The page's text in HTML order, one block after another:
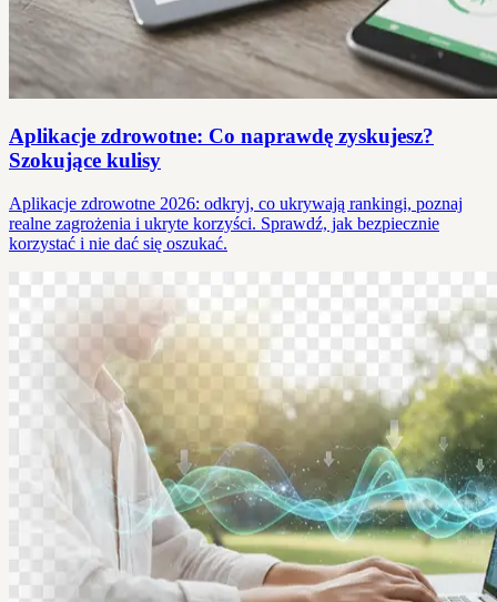
Aplikacje zdrowotne: Co naprawdę zyskujesz?
Szokujące kulisy
Aplikacje zdrowotne 2026: odkryj, co ukrywają rankingi, poznaj
realne zagrożenia i ukryte korzyści. Sprawdź, jak bezpiecznie
korzystać i nie dać się oszukać.